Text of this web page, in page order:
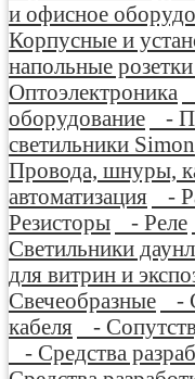
и офисное
Корпусные и
напольные
Оптоэлектроника
оборудование
-
светильники Simon
Провода, шнуры,
автоматизация
-
Резисторы
- Реле
Светильники
для витрин и
Свечеобразные
-
кабеля
-
- Средства